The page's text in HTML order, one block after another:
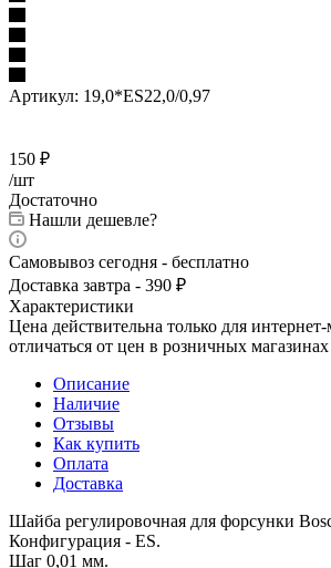
Артикул: 19,0*ES22,0/0,97
150 ₽
/шт
Достаточно
Нашли дешевле?
Самовывоз сегодня - бесплатно
Доставка завтра - 390 ₽
Характеристики
Цена действительна только для
отличаться от цен в розничных магазинах
Описание
Наличие
Отзывы
Как купить
Оплата
Доставка
Шайба регулировочная для форсунки
Конфигурация - ES.
Шаг 0,01 мм.